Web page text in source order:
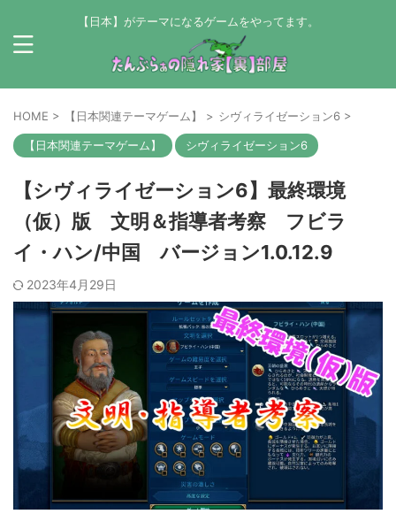
【日本】がテーマになるゲームをやってます。
HOME > 【日本関連テーマゲーム】 > シヴィライゼーション6 >
【日本関連テーマゲーム】 シヴィライゼーション6
【シヴィライゼーション6】最終環境
（仮）版 文明＆指導者考察 フビラ
イ・ハン/中国 バージョン1.0.12.9
2023年4月29日